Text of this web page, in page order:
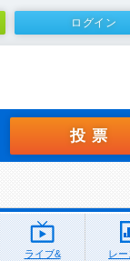
ログイン
投票
ライブ&
レー